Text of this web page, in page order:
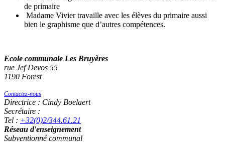
de primaire
Madame Vivier travaille avec les élèves du primaire aussi
bien le graphisme que d’autres compétences.
Ecole communale Les Bruyères
rue Jef Devos 55
1190 Forest
Contactez-nous
Directrice : Cindy Boelaert
Secrétaire :
Tel : +32(0)2/344.61.21
Réseau d'enseignement
Subventionné communal